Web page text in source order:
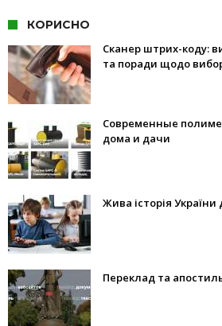
КОРИСНО
Сканер штрих-коду:
та поради щодо
Современные
дома и дачи
Жива історія України
Переклад та